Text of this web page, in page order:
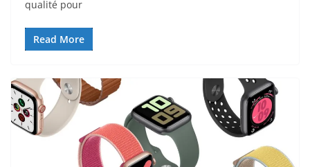
qualité pour
Read More